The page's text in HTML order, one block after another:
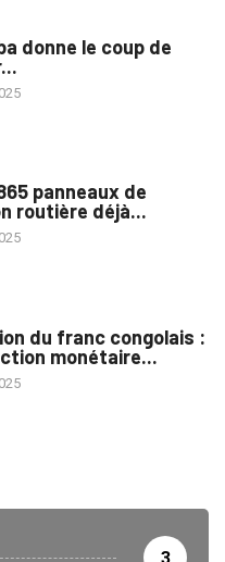
donne le coup de
panneaux de
routière déjà...
du franc congolais :
monétaire...